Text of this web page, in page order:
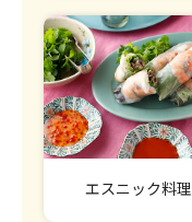
エスニック料理